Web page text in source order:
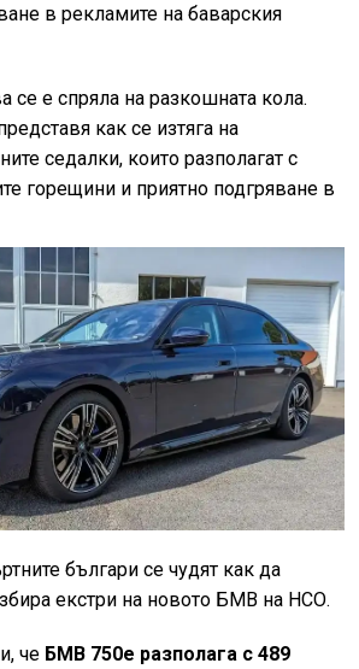
в рекламите на баварския
се е спряла на разкошната кола.
как се изтяга на
седалки, които разполагат с
горещини и приятно подгряване в
българи се чудят как да
екстри на новото БМВ на НСО.
че БМВ 750е разполага с 489